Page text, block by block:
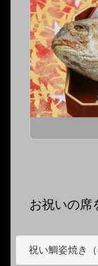
お祝いの席